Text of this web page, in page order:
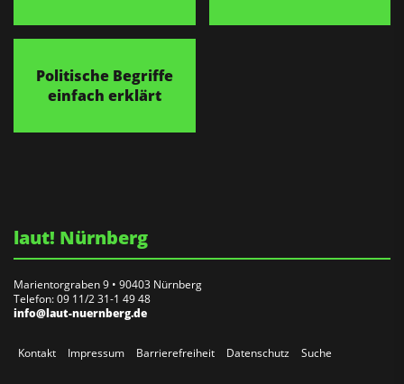
Politische Begriffe
einfach erklärt
laut! Nürnberg
Marientorgraben 9 • 90403 Nürnberg
Telefon: 09 11/2 31-1 49 48
info@laut-nuernberg.de
Kontakt Impressum Barrierefreiheit Datenschutz Suche